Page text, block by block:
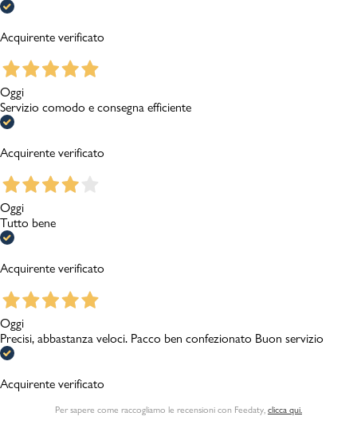
Acquirente verificato
Oggi
Servizio comodo e consegna efficiente
Acquirente verificato
Oggi
Tutto bene
Acquirente verificato
Oggi
Precisi, abbastanza veloci. Pacco ben confezionato Buon servizio
Acquirente verificato
Per sapere come raccogliamo le recensioni con Feedaty, clicca qui.